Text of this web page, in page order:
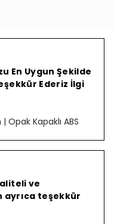
En Uygun Şekilde
Ederiz İlgi
Kapaklı ABS
ve
ayrıca teşekkür